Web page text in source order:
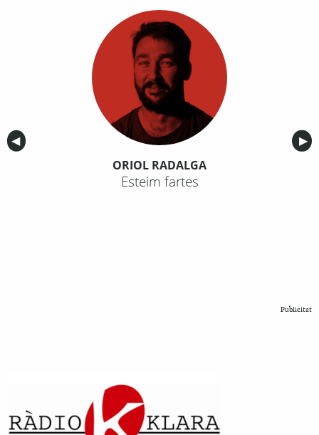
Anterior
◀︎ ▶︎
ORIOL RADALGA
Esteim fartes
Publicitat